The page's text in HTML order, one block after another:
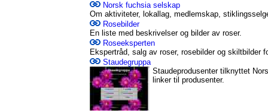
Norsk fuchsia selskap
Om aktiviteter, lokallag, medlemskap,
Rosebilder
En liste med beskrivelser og bilder av roser.
Roseeksperten
Ekspertråd, salg av roser, rosebilder og skiltbilder
Staudegruppa
Staudeprodusenter tilknyttet
linker til produsenter.